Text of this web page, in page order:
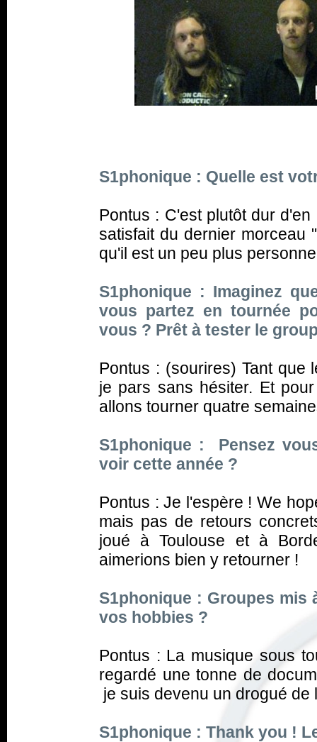
S1phonique : Quelle est
Pontus : C'est plutôt dur
satisfait du dernier morceau
qu'il est un peu plus
S1phonique : Imaginez
vous partez en tournée
vous ? Prêt à tester le
Pontus : (sourires) Tant que
je pars sans hésiter. Et
allons tourner quatre
S1phonique : Pensez
voir cette année ?
Pontus : Je l'espère ! We
mais pas de retours
joué à Toulouse et à
aimerions bien y retourner !
S1phonique : Groupes
vos hobbies ?
Pontus : La musique sous
regardé une tonne de
je suis devenu un drogué de
S1phonique : Thank you !